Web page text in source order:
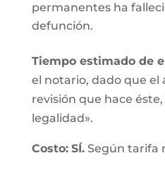
permanentes ha
defunción.
Tiempo estimado de
el notario, dado que el
revisión que hace
legalidad».
Costo: SÍ.Según tarifa